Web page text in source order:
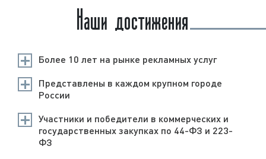
Наши достижения
Более 10 лет на рынке рекламных услуг
Представлены в каждом крупном городе
России
Участники и победители в коммерческих и
государственных закупках по 44-ФЗ и 223-
ФЗ